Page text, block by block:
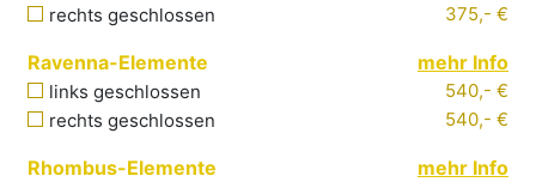
rechts geschlossen 375,- €
Ravenna-Elemente mehr Info
links geschlossen
540,- €
rechts geschlossen 540,- €
Rhombus-Elemente mehr Info